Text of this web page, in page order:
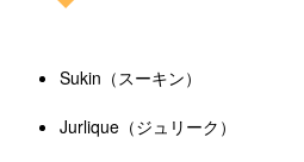
Sukin（スーキン）
Jurlique（ジュリーク）